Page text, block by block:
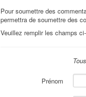
Pour soumettre des
permettra de soumettre des
Veuillez remplir les champs
Prénom